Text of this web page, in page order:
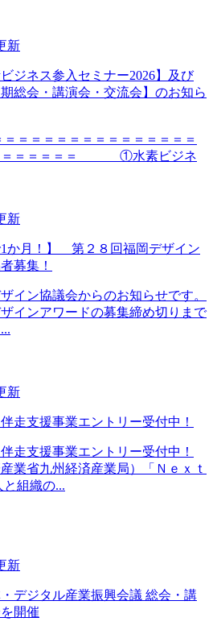
新
ジネス参入セミナー2026】及び
期総会・講演会・交流会】のお知ら
＝＝＝＝＝＝＝＝＝＝＝＝＝＝＝
＝＝＝＝＝＝ ①水素ビジネ
新
1か月！】 第２８回福岡デザイン
募集！
イン協議会からのお知らせです。
インアワードの募集締め切りまで
新
伴走支援事業エントリー受付中！
伴走支援事業エントリー受付中！
産業省九州経済産業局）「Ｎｅｘｔ
と組織の...
新
デジタル産業振興会議 総会・講
開催